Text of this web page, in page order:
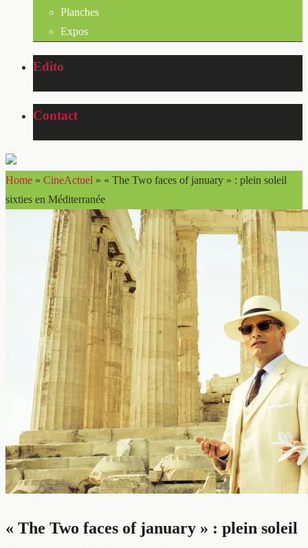
Planches
Expos
Edito
Contact
Home » CineActuel » « The Two faces of january » : plein soleil
sixties en Méditerranée
« The Two faces of january » : plein soleil